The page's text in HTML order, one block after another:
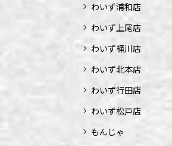
わいず浦和店
わいず上尾店
わいず桶川店
わいず北本店
わいず行田店
わいず松戸店
もんじゃ